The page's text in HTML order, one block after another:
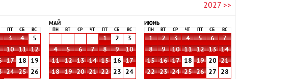
2027 >>
СБ ВС
3 4
5
10 11
12
17 18
19
24 25
26
МАЙ
ПН ВТ СР ЧТ СБ ВС
1 2
3
4
5 6 7 8 9
10
11
12 13 14 15 16
17
18
19 20 21 22 23
24
ИЮНЬ
ПН ВТ СР ЧТ СБ ВС
1 2 3 4 5 6
7
8
9 10 11 12 13
14
15
16 17 18 19 20
21
22
23 24 25 26 27
28